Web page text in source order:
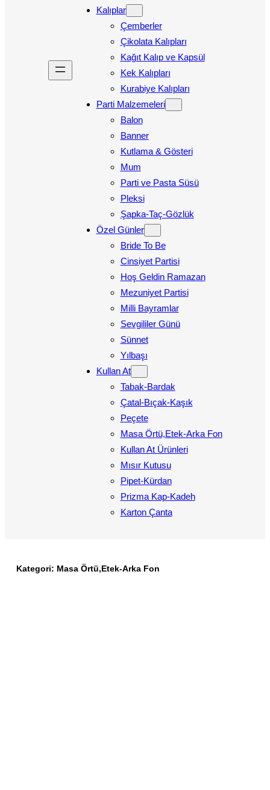
Kalıplar
Çemberler
Çikolata Kalıpları
Kağıt Kalıp ve Kapsül
Kek Kalıpları
Kurabiye Kalıpları
Parti Malzemeleri
Balon
Banner
Kutlama & Gösteri
Mum
Parti ve Pasta Süsü
Pleksi
Şapka-Taç-Gözlük
Özel Günler
Bride To Be
Cinsiyet Partisi
Hoş Geldin Ramazan
Mezuniyet Partisi
Milli Bayramlar
Sevgililer Günü
Sünnet
Yılbaşı
Kullan At
Tabak-Bardak
Çatal-Bıçak-Kaşık
Peçete
Masa Örtü,Etek-Arka Fon
Kullan At Ürünleri
Mısır Kutusu
Pipet-Kürdan
Prizma Kap-Kadeh
Karton Çanta
Kategori: Masa Örtü,Etek-Arka Fon